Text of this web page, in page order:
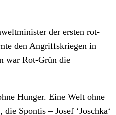
der ersten rot-
den Angriffskriegen in
war Rot-Grün die
Hunger. Eine Welt ohne
Spontis – Josef ‘Joschka‘